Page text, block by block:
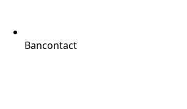
Bancontact